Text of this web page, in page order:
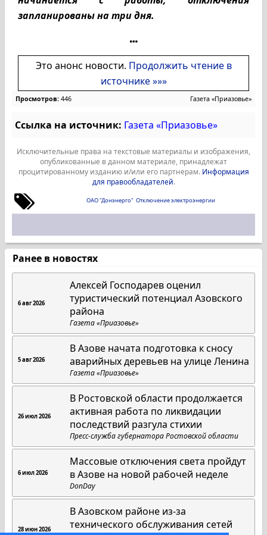
запланированы на три дня.
Это анонс новости. Продолжить чтение в
источнике »»»
Просмотров: 446 Газета «Приазовье»
Ссылка на источник: Газета «Приазовье»
Исключительные права на текстовые материалы и изображения,
опубликованные в данном материале, принадлежат
процитированному изданию и/или его партнерам. Информация
для правообладателей.
ОАО "Донэнерго" Отключение электроэнергии
Ранее в новостях
6 авг 2026
Алексей Господарев оценил
туристический потенциал Азовского
района
Газета «Приазовье»
5 авг 2026
В Азове начата подготовка к сносу
аварийных деревьев на улице Ленина
Газета «Приазовье»
26 июл 2026
В Ростовской области продолжается
активная работа по ликвидации
последствий разгула стихии
Пресс-служба губернатора Ростовской области
6 июл 2026
Массовые отключения света пройдут
в Азове на новой рабочей неделе
DonDay
28 июн 2026
В Азовском районе из-за
технического обслуживания сетей